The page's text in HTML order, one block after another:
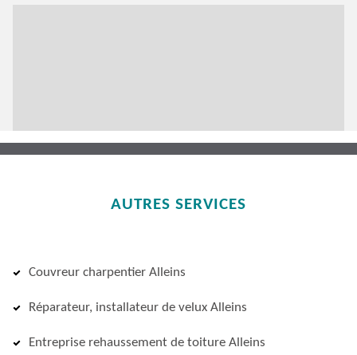
AUTRES SERVICES
Couvreur charpentier Alleins
Réparateur, installateur de velux Alleins
Entreprise rehaussement de toiture Alleins